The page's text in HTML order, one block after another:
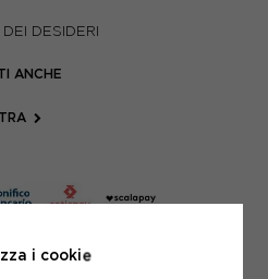
DESIDERI
ANCHE
i cookie